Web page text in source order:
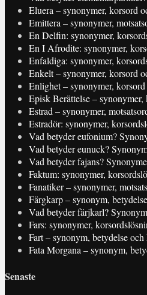
Eluera – synonymer, korsord
Emittera – synonymer,
En Delfin: synonymer,
En I Afrodite: synonymer,
Enfaldiga: synonymer,
Enkelt – synonymer, korsord
Enlighet – synonymer,
Episk Berättelse –
Estrad – synonymer,
Estradör: synonymer,
Vad betyder eufonium?
Vad betyder eunuck?
Vad betyder fajans?
Faktum: synonymer,
Fanatiker – synonymer,
Färgkarp – synonym,
Vad betyder färjkarl?
Fars: synonymer,
Fart – synonym, betydelse
Fata Morgana – synonym,
Senaste